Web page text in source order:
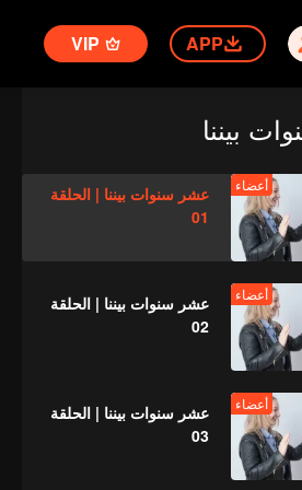
APP
VIP
بيننا
أعضاء
عشر سنوات بيننا | الحلقة
01
أعضاء
عشر سنوات بيننا | الحلقة
02
أعضاء
عشر سنوات بيننا | الحلقة
03